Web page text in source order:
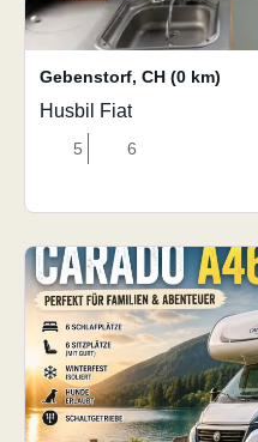
Gebenstorf, CH (0 km)
Husbil Fiat
5 6